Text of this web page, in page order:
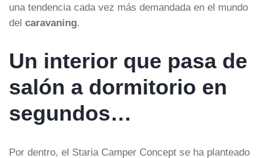
una tendencia cada vez más demandada en el mundo
del caravaning.
Un interior que pasa de
salón a dormitorio en
segundos…
Por dentro, el Staria Camper Concept se ha planteado